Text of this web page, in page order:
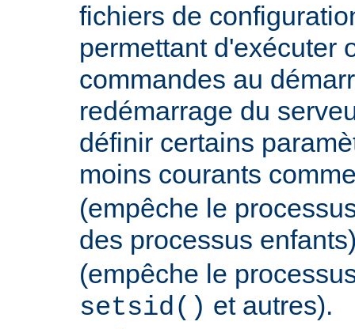
fichiers de
permettant d'exécuter
commandes au
redémarrage du
définir certains
moins courants
(empêche le
des processus
(empêche le
setsid() et autres).